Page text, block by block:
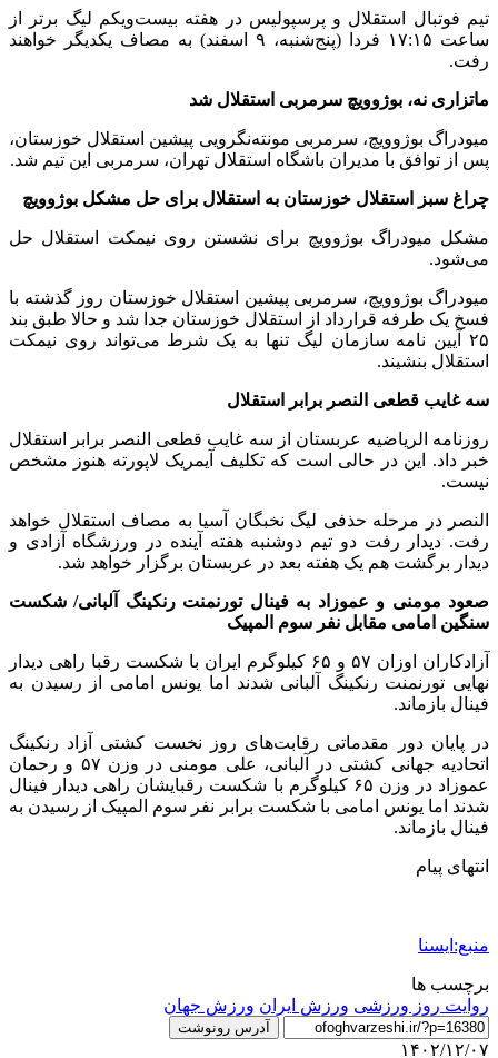
تیم فوتبال استقلال و پرسپولیس در هفته بیست‌ویکم لیگ برتر از
ساعت ۱۷:۱۵ فردا (پنج‌شنبه، ۹ اسفند) به مصاف یکدیگر خواهند
رفت.
ماتزاری نه، بوژوویچ سرمربی استقلال شد
میودراگ بوژوویچ، سرمربی مونته‌نگرویی پیشین استقلال خوزستان،
پس از توافق با مدیران باشگاه استقلال تهران، سرمربی این تیم شد.
چراغ سبز استقلال خوزستان به استقلال برای حل مشکل بوژوویچ
مشکل میودراگ بوژوویچ برای نشستن روی نیمکت استقلال حل
می‌شود.
میودراگ بوژوویچ، سرمربی پیشین استقلال خوزستان روز گذشته با
فسخ یک طرفه قرارداد از استقلال خوزستان جدا شد و حالا طبق بند
۲۵ آیین نامه سازمان لیگ تنها به یک شرط می‌تواند روی نیمکت
استقلال بنشیند.
سه غایب قطعی النصر برابر استقلال
روزنامه الریاضیه عربستان از سه غایب قطعی النصر برابر استقلال
خبر داد. این در حالی است که تکلیف آیمریک لاپورته هنوز مشخص
نیست.
النصر در مرحله حذفی لیگ نخبگان آسیا به مصاف استقلال خواهد
رفت. دیدار رفت دو تیم دوشنبه هفته آینده در ورزشگاه آزادی و
دیدار برگشت هم یک هفته بعد در عربستان برگزار خواهد شد.
صعود مومنی و عموزاد به فینال تورنمنت رنکینگ آلبانی/ شکست
سنگین امامی مقابل نفر سوم المپیک
آزادکاران اوزان ۵۷ و ۶۵ کیلوگرم ایران با شکست رقبا راهی دیدار
نهایی تورنمنت رنکینگ آلبانی شدند اما یونس امامی از رسیدن به
فینال بازماند.
در پایان دور مقدماتی رقابت‌های روز نخست کشتی آزاد رنکینگ
اتحادیه جهانی کشتی در آلبانی، علی مومنی در وزن ۵۷ و رحمان
عموزاد در وزن ۶۵ کیلوگرم با شکست رقبایشان راهی دیدار فینال
شدند اما یونس امامی با شکست برابر نفر سوم المپیک از رسیدن به
فینال بازماند.
انتهای پیام
منبع:ایسنا
برچسب ها
روایت روز ورزشی ورزش ایران ورزش جهان
آدرس رونوشت
۱۴۰۲/۱۲/۰۷